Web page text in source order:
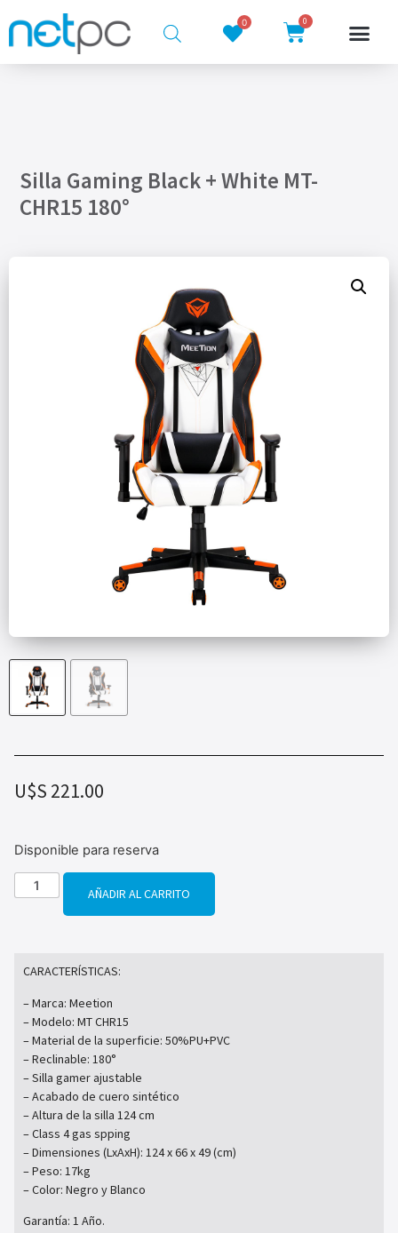
0 0
Silla Gaming Black + White MT-
CHR15 180°
U$S 221.00
Disponible para reserva
AÑADIR AL CARRITO
CARACTERÍSTICAS:
– Marca: Meetion
– Modelo: MT CHR15
– Material de la superficie: 50%PU+PVC
– Reclinable: 180°
– Silla gamer ajustable
– Acabado de cuero sintético
– Altura de la silla 124 cm
– Class 4 gas spping
– Dimensiones (LxAxH): 124 x 66 x 49 (cm)
– Peso: 17kg
– Color: Negro y Blanco
Garantía: 1 Año.